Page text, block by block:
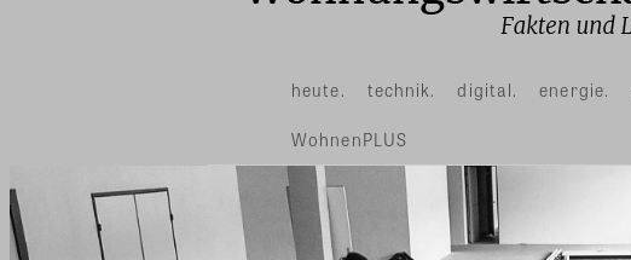
heute. technik. digital. energie.
WohnenPLUS